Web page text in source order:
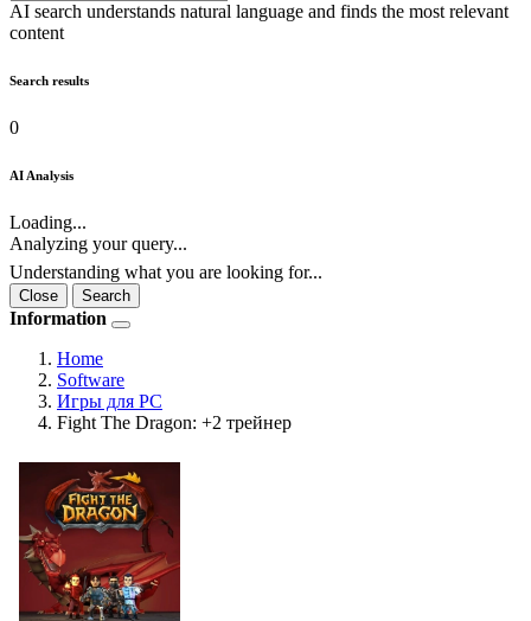
AI search understands natural language and finds the most relevant
content
Search results
0
AI Analysis
Loading...
Analyzing your query...
Understanding what you are looking for...
Close Search
Information
Home
Software
Игры для PC
Fight The Dragon: +2 трейнер